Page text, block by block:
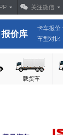
关注微信
报价库
卡车报价
车型对比
载货车